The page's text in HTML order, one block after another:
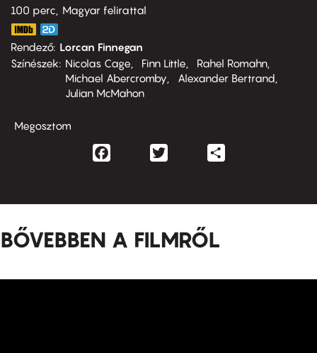
100 perc,
Magyar felirattal
Rendező Lorcan Finnegan
Színészek
Nicolas Cage Finn Little
Rahel Romahn
Michael Abercromby
Alexander Bertrand
Julian McMahon
Megosztom
Facebook
BŐVEBBEN A FILMRŐL